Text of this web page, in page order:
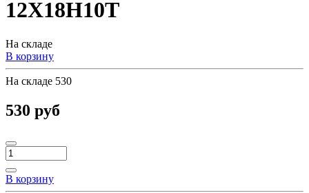
12Х18Н10Т
На складе
В корзину
На складе 530
530 руб
В корзину